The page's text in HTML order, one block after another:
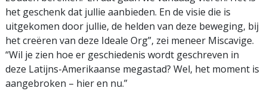
het geschenk dat jullie aanbieden. En de visie die is
uitgekomen door jullie, de helden van deze beweging, bij
het creëren van deze Ideale Org”, zei meneer Miscavige.
“Wil je zien hoe er geschiedenis wordt geschreven in
deze Latijns-Amerikaanse megastad? Wel, het moment is
aangebroken – hier en nu.”